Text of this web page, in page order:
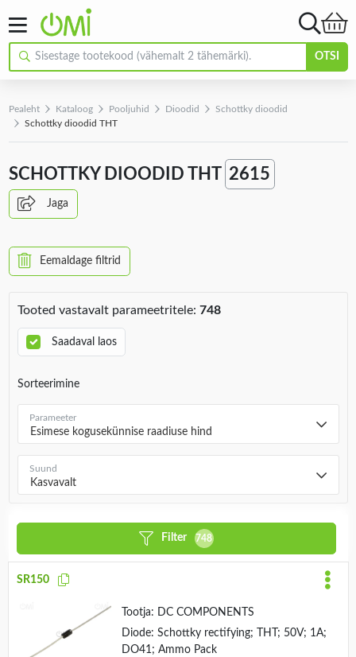
OTSI
Pealeht Kataloog Pooljuhid Dioodid
Schottky dioodid
Schottky dioodid THT
SCHOTTKY DIOODID THT 2615
Jaga
Eemaldage filtrid
Tooted vastavalt parameetritele: 748
Saadaval laos
Sorteerimine
Esimese kogusekünnise raadiuse hind
Parameeter
Kasvavalt
Suund
Filter 748
SR150
Tootja:
DC COMPONENTS
Diode: Schottky rectifying; THT; 50V; 1A;
DO41; Ammo Pack